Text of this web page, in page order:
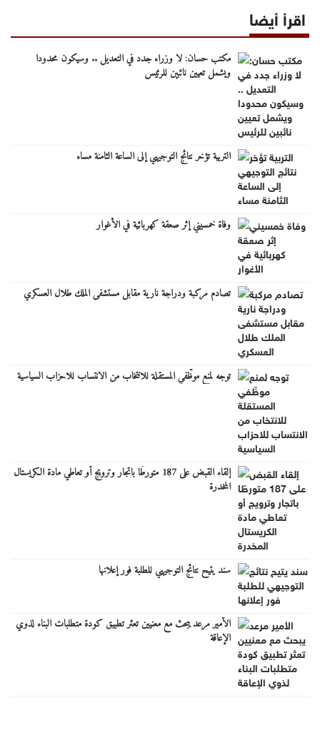
اقرأ أيضا
مكتب حسان: لا وزراء جدد في التعديل .. وسيكون محدودا
ويشمل تعيين نائبين للرئيس
التربية تؤخر نتائج التوجيهي إلى الساعة الثامنة مساء
وفاة خمسيني إثر صعقة كهربائية في الأغوار
تصادم مركبة ودراجة نارية مقابل مستشفى الملك طلال العسكري
توجه لمنع موظّفي المستقلة للانتخاب من الانتساب للاحزاب السياسية
إلقاء القبض على 187 متورطًا باتجار وترويج أو تعاطي مادة الكريستال
المخدرة
سند يتيح نتائج التوجيهي للطلبة فور إعلانها
الأمير مرعد يبحث مع معنيين تعثر تطبيق كودة متطلبات البناء لذوي
الإعاقة